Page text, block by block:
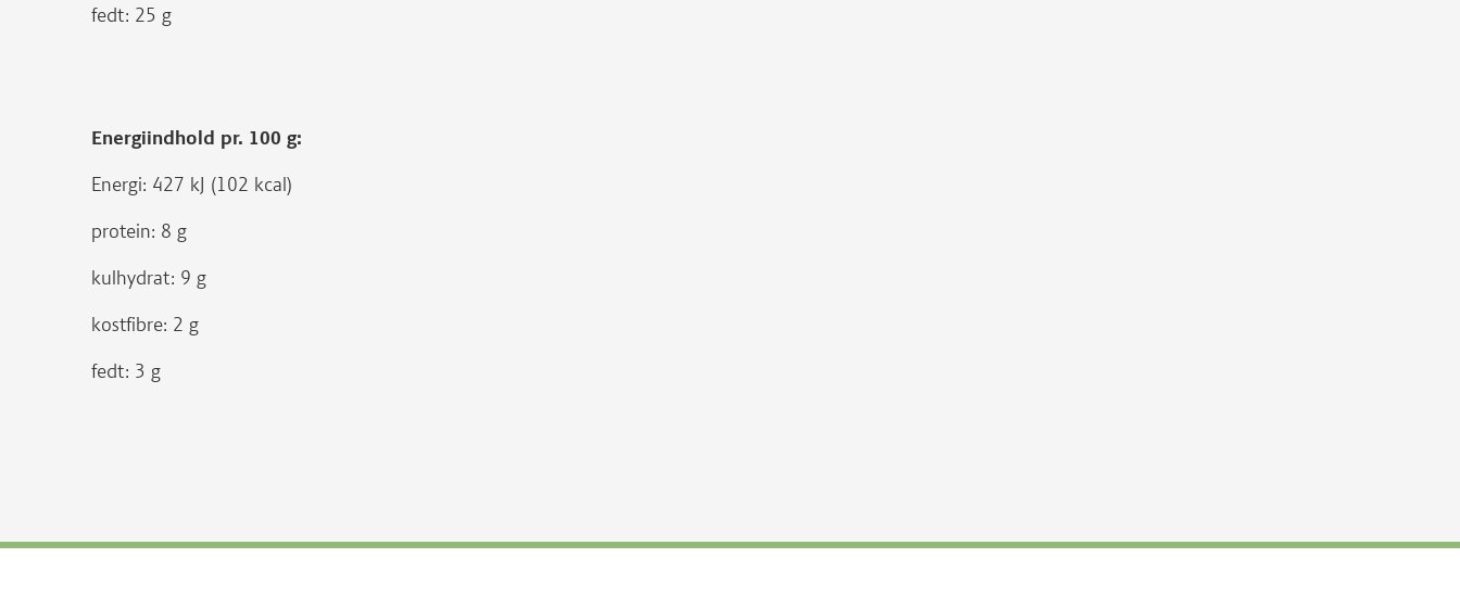
fedt: 25 g
Energiindhold pr. 100 g:
Energi: 427 kJ (102 kcal)
protein: 8 g
kulhydrat: 9 g
kostfibre: 2 g
fedt: 3 g